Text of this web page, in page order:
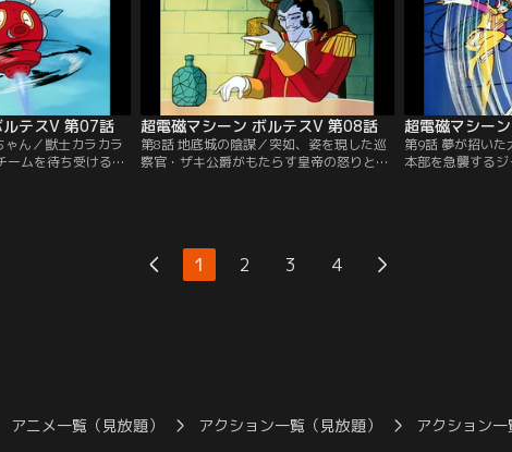
テスV 第07話
ん／獣士カラカラ
ームを待ち受けるガ
超電磁マシーン ボルテスV 第08話
第8話 地底城の陰謀／突如、姿を現した巡
察官・ザキ公爵がもたらす皇帝の怒りとは
超電磁マシー
第9話 夢が招い
本部を急襲する
1 2 3 4
アニメ一覧（見放題） アクション一覧（見放題） アクション